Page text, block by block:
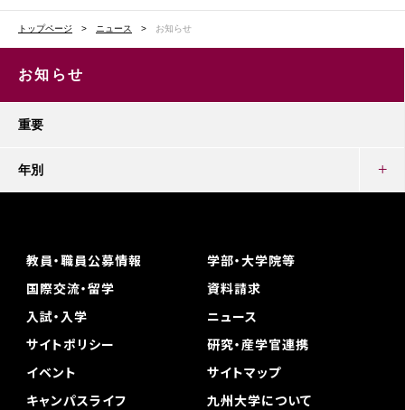
トップページ ニュース お知らせ
お知らせ
重要
年別
教員・職員公募情報
学部・大学院等
国際交流・留学
資料請求
入試・入学
ニュース
サイトポリシー
研究・産学官連携
イベント
サイトマップ
キャンパスライフ
九州大学について